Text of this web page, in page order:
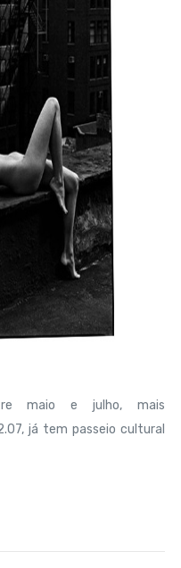
maio e julho, mais
já tem passeio cultural